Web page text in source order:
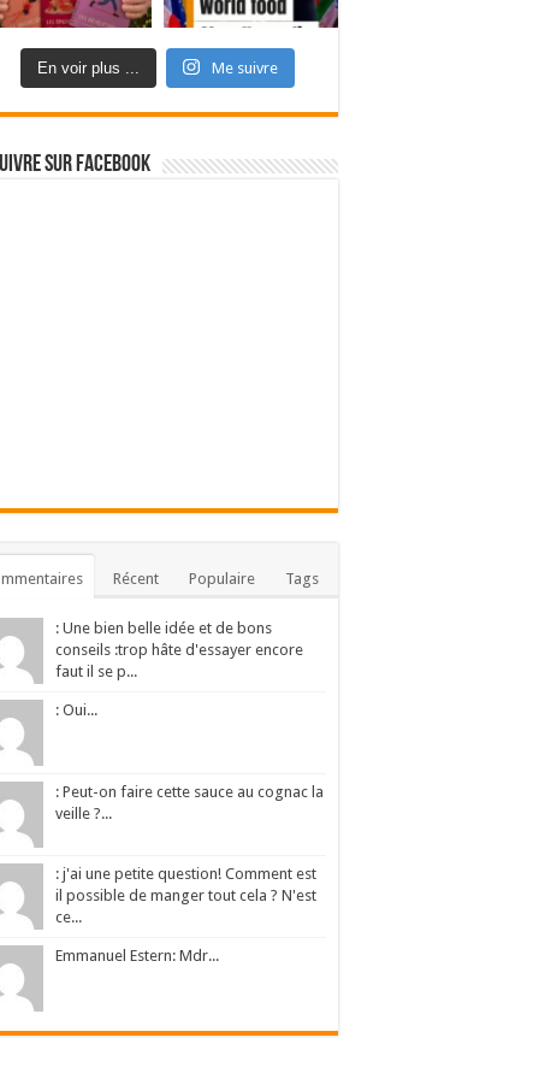
En voir plus ... Me suivre
sur Facebook
Récent Populaire Tags
: Une bien belle idée et de bons
conseils :trop hâte d'essayer encore
faut il se p...
: Oui...
: Peut-on faire cette sauce au cognac la
veille ?...
: j'ai une petite question! Comment est
il possible de manger tout cela ? N'est
ce...
Emmanuel Estern: Mdr...